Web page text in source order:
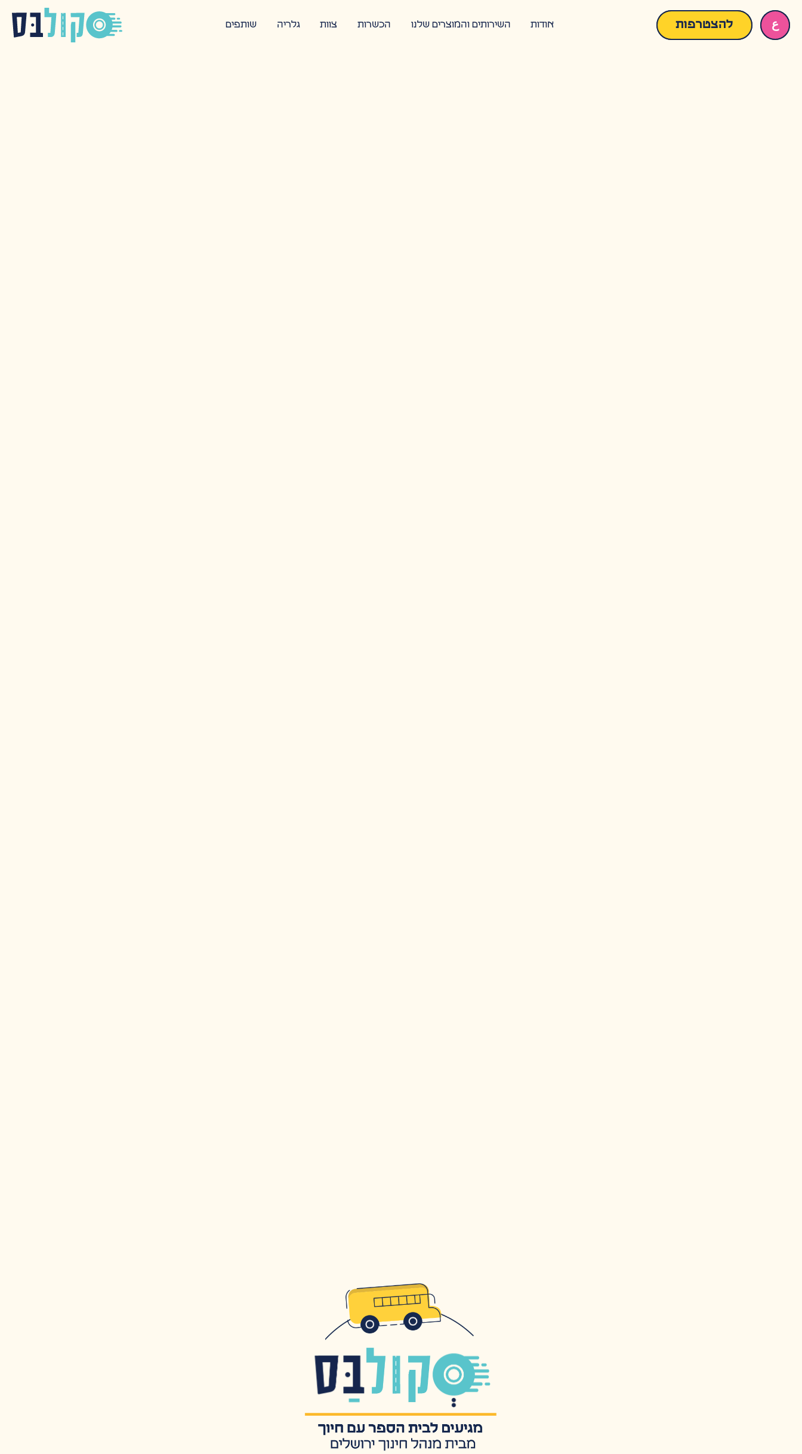
ع להצטרפות אודות השירותים והמוצרים שלנו הכשרות צוות גלריה שותפים